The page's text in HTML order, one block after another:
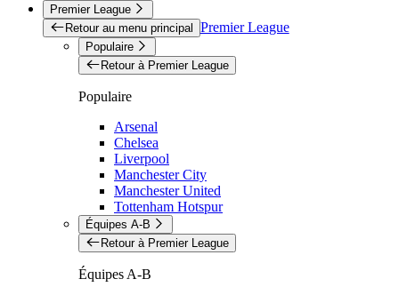
Premier League
Retour au menu principal Premier League
Populaire
Retour à Premier League
Populaire
Arsenal
Chelsea
Liverpool
Manchester City
Manchester United
Tottenham Hotspur
Équipes A-B
Retour à Premier League
Équipes A-B